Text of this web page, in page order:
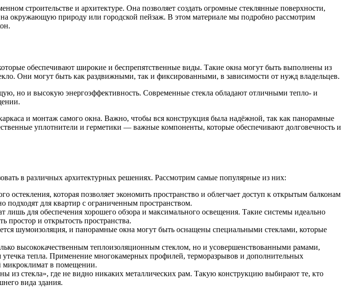
строительстве и архитектуре. Она позволяет создать огромные стеклянные поверхности,
окружающую природу или городской пейзаж. В этом материале мы подробно рассмотрим
обеспечивают широкие и беспрепятственные виды. Такие окна могут быть выполнены из
Они могут быть как раздвижными, так и фиксированными, в зависимости от нужд владельцев.
но и высокую энергоэффективность. Современные стекла обладают отличными тепло- и
и монтаж самого окна. Важно, чтобы вся конструкция была надёжной, так как панорамные
уплотнители и герметики — важные компоненты, которые обеспечивают долговечность и
в различных архитектурных решениях. Рассмотрим самые популярные из них:
остекления, которая позволяет экономить пространство и облегчает доступ к открытым балконам
подходят для квартир с ограниченным пространством.
лишь для обеспечения хорошего обзора и максимального освещения. Такие системы идеально
простор и открытость пространства.
шумоизоляция, и панорамные окна могут быть оснащены специальными стеклами, которые
высококачественным теплоизоляционным стеклом, но и усовершенствованными рамами,
тепла. Применение многокамерных профилей, терморазрывов и дополнительных
микроклимат в помещении.
из стекла», где не видно никаких металлических рам. Такую конструкцию выбирают те, кто
вида здания.